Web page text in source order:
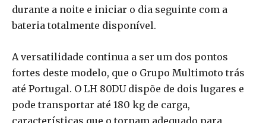
durante a noite e iniciar o dia seguinte com a
bateria totalmente disponível.
A versatilidade continua a ser um dos pontos
fortes deste modelo, que o Grupo Multimoto trás
até Portugal. O LH 80DU dispõe de dois lugares e
pode transportar até 180 kg de carga,
características que o tornam adequado para